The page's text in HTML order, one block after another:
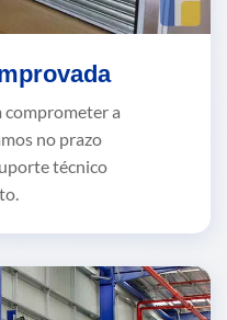
comprometer a
no prazo
técnico